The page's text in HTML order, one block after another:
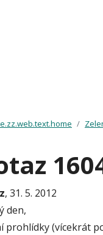
, 31. 5. 2012
den,
prohlídky (vícekrát